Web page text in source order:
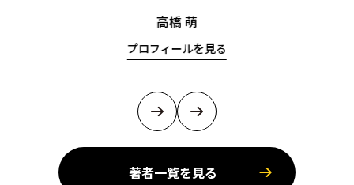
高橋 萌
プロフィールを見る
著者一覧を見る